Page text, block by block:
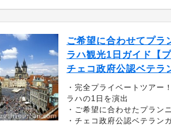
ご希望に合わせてプラ
ラハ観光1日ガイド【
チェコ政府公認ベテラ
・完全プライベートツアー
ラハの1日を演出
・ご希望に合わせたプラン
・チェコ政府公認ベテラン